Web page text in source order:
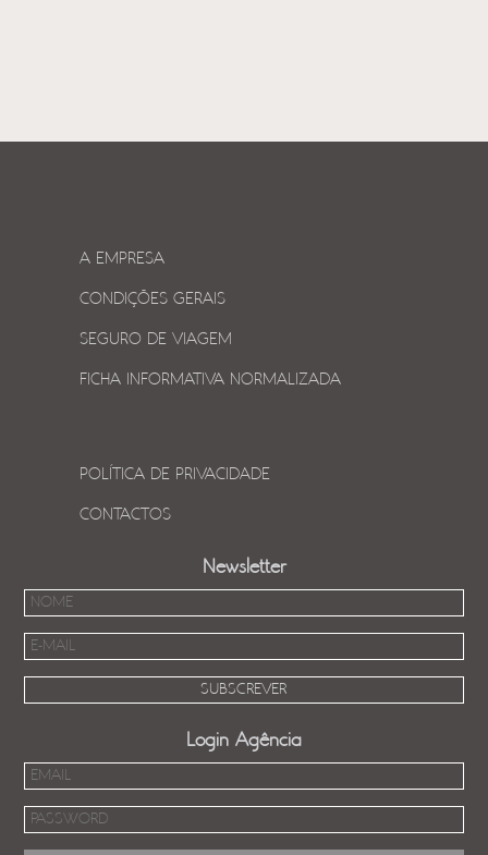
A EMPRESA
CONDIÇÕES GERAIS
SEGURO DE VIAGEM
FICHA INFORMATIVA NORMALIZADA
POLÍTICA DE PRIVACIDADE
CONTACTOS
Newsletter
Login Agência